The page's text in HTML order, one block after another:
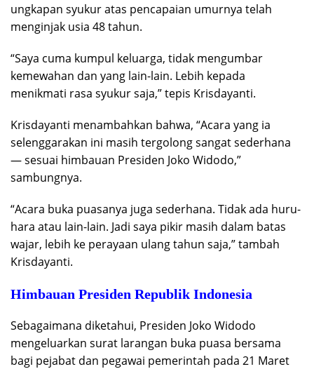
ungkapan syukur atas pencapaian umurnya telah
menginjak usia 48 tahun.
“Saya cuma kumpul keluarga, tidak mengumbar
kemewahan dan yang lain-lain. Lebih kepada
menikmati rasa syukur saja,” tepis Krisdayanti.
Krisdayanti menambahkan bahwa, “Acara yang ia
selenggarakan ini masih tergolong sangat sederhana
— sesuai himbauan Presiden Joko Widodo,”
sambungnya.
“Acara buka puasanya juga sederhana. Tidak ada huru-
hara atau lain-lain. Jadi saya pikir masih dalam batas
wajar, lebih ke perayaan ulang tahun saja,” tambah
Krisdayanti.
Himbauan Presiden Republik Indonesia
Sebagaimana diketahui, Presiden Joko Widodo
mengeluarkan surat larangan buka puasa bersama
bagi pejabat dan pegawai pemerintah pada 21 Maret